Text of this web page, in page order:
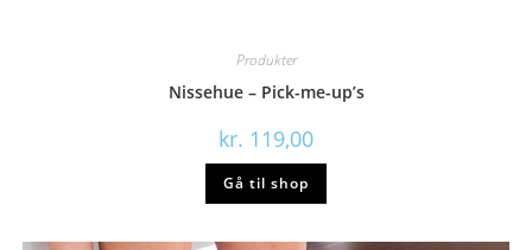
Produkter
Nissehue – Pick-me-up’s
kr. 119,00
Gå til shop